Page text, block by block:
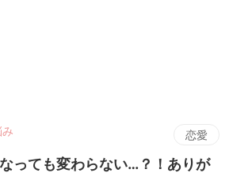
恋愛
っても変わらない…？！ありが